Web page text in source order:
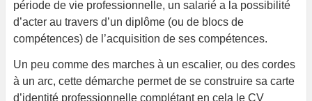
période de vie professionnelle, un salarié a la possibilité
d’acter au travers d’un diplôme (ou de blocs de
compétences) de l’acquisition de ses compétences.
Un peu comme des marches à un escalier, ou des cordes
à un arc, cette démarche permet de se construire sa carte
d’identité professionnelle complétant en cela le CV